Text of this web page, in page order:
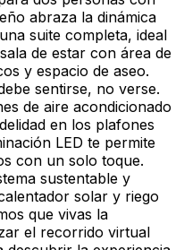
abraza la dinámica
suite completa, ideal
de estar con área de
y espacio de aseo.
sentirse, no verse.
de aire acondicionado
en los plafones
LED te permite
con un solo toque.
sustentable y
solar y riego
que vivas la
el recorrido virtual